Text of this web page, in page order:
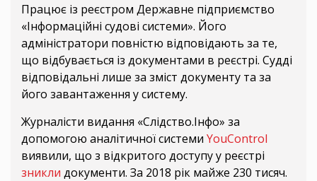
Працює із реєстром Державне підприємство
«Інформаційні судові системи». Його
адміністратори повністю відповідають за те,
що відбувається із документами в реєстрі. Судді
відповідальні лише за зміст документу та за
його завантаження у систему.
Журналісти видання «Слідство.Інфо» за
допомогою аналітичної системи YouControl
виявили, що з відкритого доступу у реєстрі
зникли документи. За 2018 рік майже 230 тисяч.